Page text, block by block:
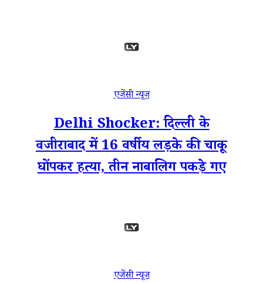
एजेंसी न्यूज
Delhi Shocker: दिल्ली के
वजीराबाद में 16 वर्षीय लड़के की चाकू
घोंपकर हत्या, तीन नाबालिग पकड़े गए
एजेंसी न्यूज